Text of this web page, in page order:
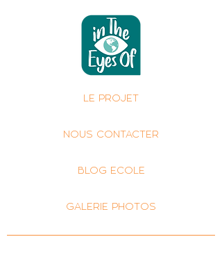
LE PROJET
NOUS CONTACTER
BLOG ECOLE
GALERIE PHOTOS